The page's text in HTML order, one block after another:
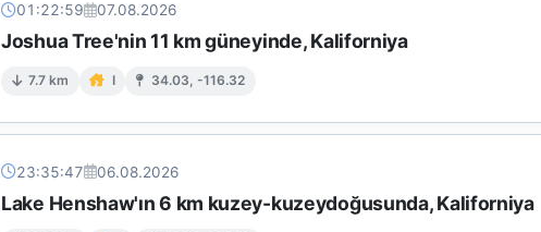
01:22:59 07.08.2026
Joshua Tree'nin 11 km güneyinde, Kaliforniya
7.7 km I 34.03, -116.32
23:35:47 06.08.2026
Lake Henshaw'ın 6 km kuzey-kuzeydoğusunda, Kaliforniya